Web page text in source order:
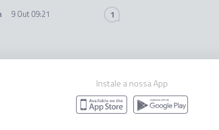
9 Out 09:21 1
Instale a nossa App